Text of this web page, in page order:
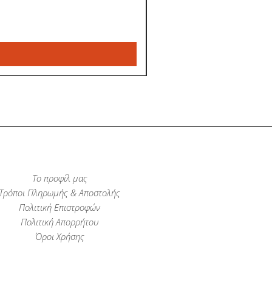
Το προφίλ μας
Τρόποι Πληρωμής & Αποστολής
Πολιτική Επιστροφών
Πολιτική Απορρήτου
Όροι Χρήσης